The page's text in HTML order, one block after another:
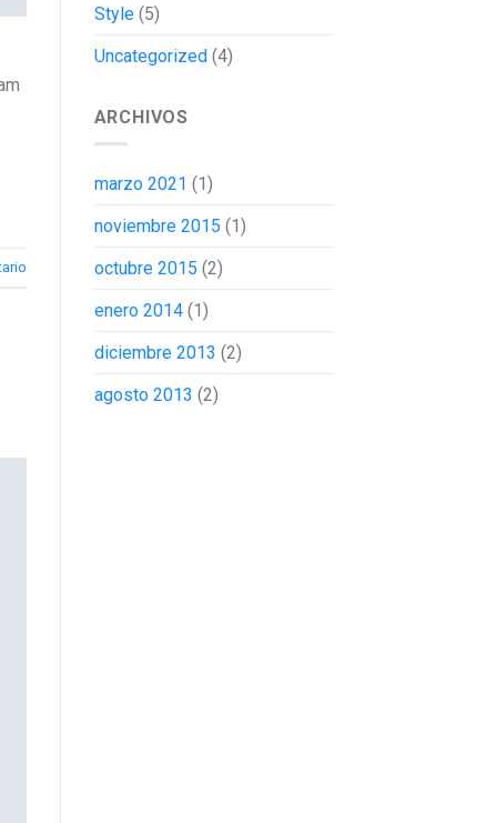
Style(5)
Uncategorized(4)
ARCHIVOS
marzo 2021 (1)
noviembre 2015 (1)
octubre 2015 (2)
enero 2014(1)
diciembre 2013 (2)
agosto 2013 (2)